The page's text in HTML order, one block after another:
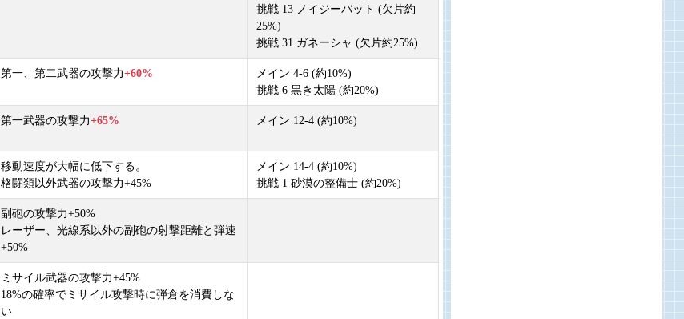
挑戦 13 ノイジーバット (欠片約
25%)
挑戦 31 ガネーシャ (欠片約25%)
第一、第二武器の攻撃力+60%
メイン 4-6 (約10%)
挑戦 6 黒き太陽 (約20%)
第一武器の攻撃力+65% メイン 12-4 (約10%)
移動速度が大幅に低下する。
格闘類以外武器の攻撃力+45%
メイン 14-4 (約10%)
挑戦 1 砂漠の整備士 (約20%)
副砲の攻撃力+50%
レーザー、光線系以外の副砲の射撃距離と弾速
+50%
ミサイル武器の攻撃力+45%
18%の確率でミサイル攻撃時に弾倉を消費しな
い